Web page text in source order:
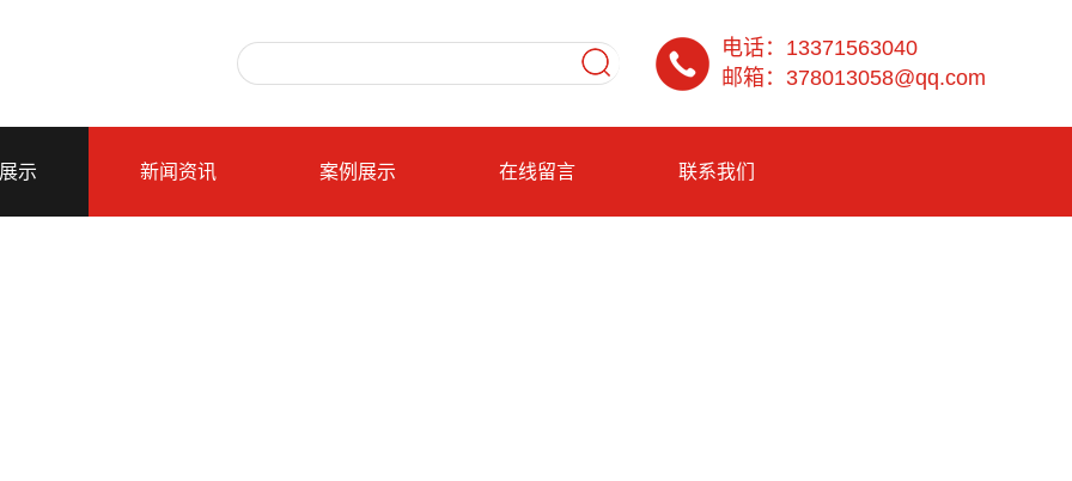
电话：13371563040
邮箱：378013058@qq.com
示 新闻资讯 案例展示 在线留言 联系我们